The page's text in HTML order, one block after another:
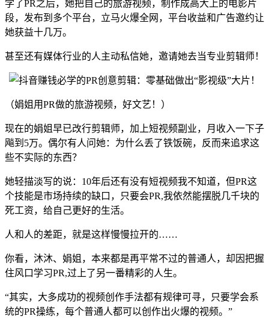
学了PR之后，她把自己的旅游视频，制作成高大上的电影片
段，发布到多个平台，立马火爆全网，平台收益和广告邀约让
她获益十几万。
甚至还有媒体行业的人主动私信她，邀请她去当专业剪辑师！
（娟姐用PR做的旅游视频，好文艺！）
现在的娟姐早已改行剪辑师，加上短视频副业，月收入一下子
飚到5万。偶尔有人问她：为什么丢了铁饭碗，反而来追求这
些不实际的东西？
她轻描淡写的说：10年后还有没有短视频我不知道，但PR这
个技能是市场持续的缺口，只要会PR,我依然能摆脱几千块的
死工资，给自己更好的生活。
人和人的差距，就是这样慢慢拉开的……
你看，沐沐、娟姐，本来都是再平常不过的普通人，却因把握
住风口学习PR,过上了另一番精彩的人生。
“其实，大多成功的视频创作手法都有规律可寻，只要学会系
统的PR操练，每个普通人都可以创作出火爆的视频。”